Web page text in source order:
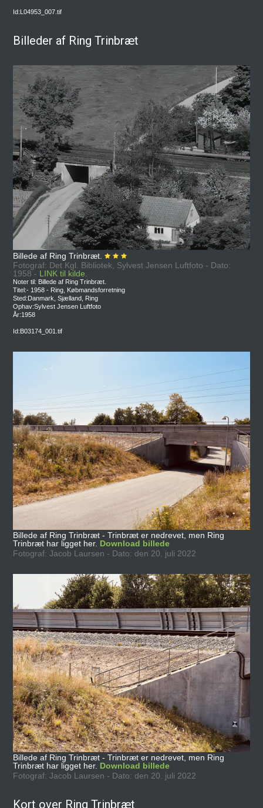
Id:L04953_007.tif
Billeder af Ring Trinbræt
Billede af Ring Trinbræt.
Fotograf: Det Kgl. Bibliotek, Sylvest Jensen Luftfoto - Dato:
1958 - LINK til kilde.
Noter til: Billede af Ring Trinbræt.
Titel:- 1958 - Ring, Købmandsforretning
Sted:Danmark, Sjælland, Ring
Ophav:Sylvest Jensen Luftfoto
År:1958
Id:B03174_001.tif
Billede af Ring Trinbræt - Trinbræt er nedrevet, men Ring
Trinbræt har ligget her. Download billede
Fotograf: Jacob Laursen - Dato: den 20. juli 2022
Billede af Ring Trinbræt - Trinbræt er nedrevet, men Ring
Trinbræt har ligget her. Download billede
Fotograf: Jacob Laursen - Dato: den 20. juli 2022
Kort over Ring Trinbræt